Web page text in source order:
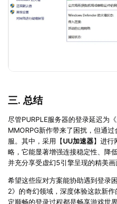
三. 总结
尽管PURPLE服务器的登录延迟为
MMORPG新作带来了困扰，但通
服。其中，采用【UU加速器】进行
略，它能显著增强连接稳定性、降
并充分享受虚幻5引擎呈现的精美画
希望这些应对方案能协助遇到登录
2》的奇幻领域，深度体验这款新
定顺畅的登录过程都是畅享游戏世